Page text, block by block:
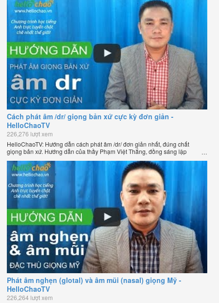
Cách phát âm /dr/ giọng bản xứ cực kỳ đơn giản -
HelloChaoTV
226,276 lượt xem
HelloChaoTV: Hướng dẫn cách phát âm /dr/ đơn giản nhất, đúng chất
giọng bản xứ. Hướng dẫn của thầy Phạm Việt Thắng, đồng sáng lập
HelloChao.vn - Chương trình dạy tiếng Anh trực tuyến chặt chẽ nhất thế
giới.
Phát âm nghẹn (glotal) và âm mũi (nasal) giọng Mỹ -
HelloChaoTV
226,264 lượt xem